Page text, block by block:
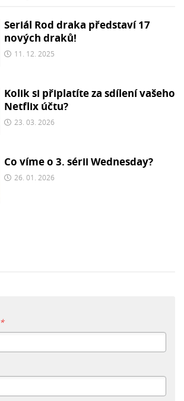
Seriál Rod draka představí 17
nových draků!
11. 12. 2025
Kolik si připlatíte za sdílení vašeho
Netflix účtu?
23. 03. 2026
Co víme o 3. sérii Wednesday?
26. 01. 2026
*